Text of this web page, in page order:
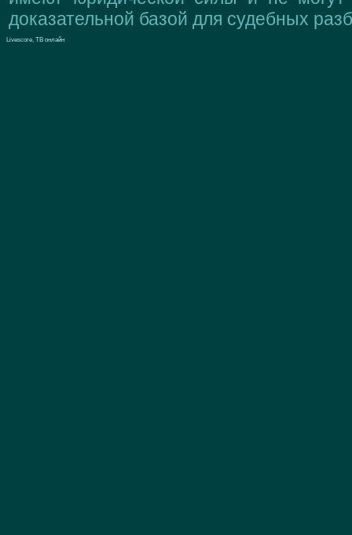
доказательной базой для судебных
Livescore, ТВ онлайн